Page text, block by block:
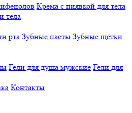
Крема с пиявкой для тела
тела
рта Зубные пасты Зубные щётки
Гели для душа мужские Гели для
Контакты